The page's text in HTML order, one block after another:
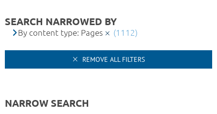
SEARCH NARROWED BY
By content type: Pages (1112)
REMOVE ALL FILTERS
NARROW SEARCH